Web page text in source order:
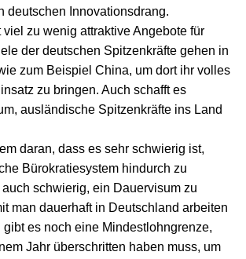
deutschen Innovationsdrang.
viel zu wenig attraktive Angebote für
der deutschen Spitzenkräfte gehen in
zum Beispiel China, um dort ihr volles
zu bringen. Auch schafft es
ausländische Spitzenkräfte ins Land
daran, dass es sehr schwierig ist,
Bürokratiesystem hindurch zu
schwierig, ein Dauervisum zu
man dauerhaft in Deutschland arbeiten
gibt es noch eine Mindestlohngrenze,
Jahr überschritten haben muss, um